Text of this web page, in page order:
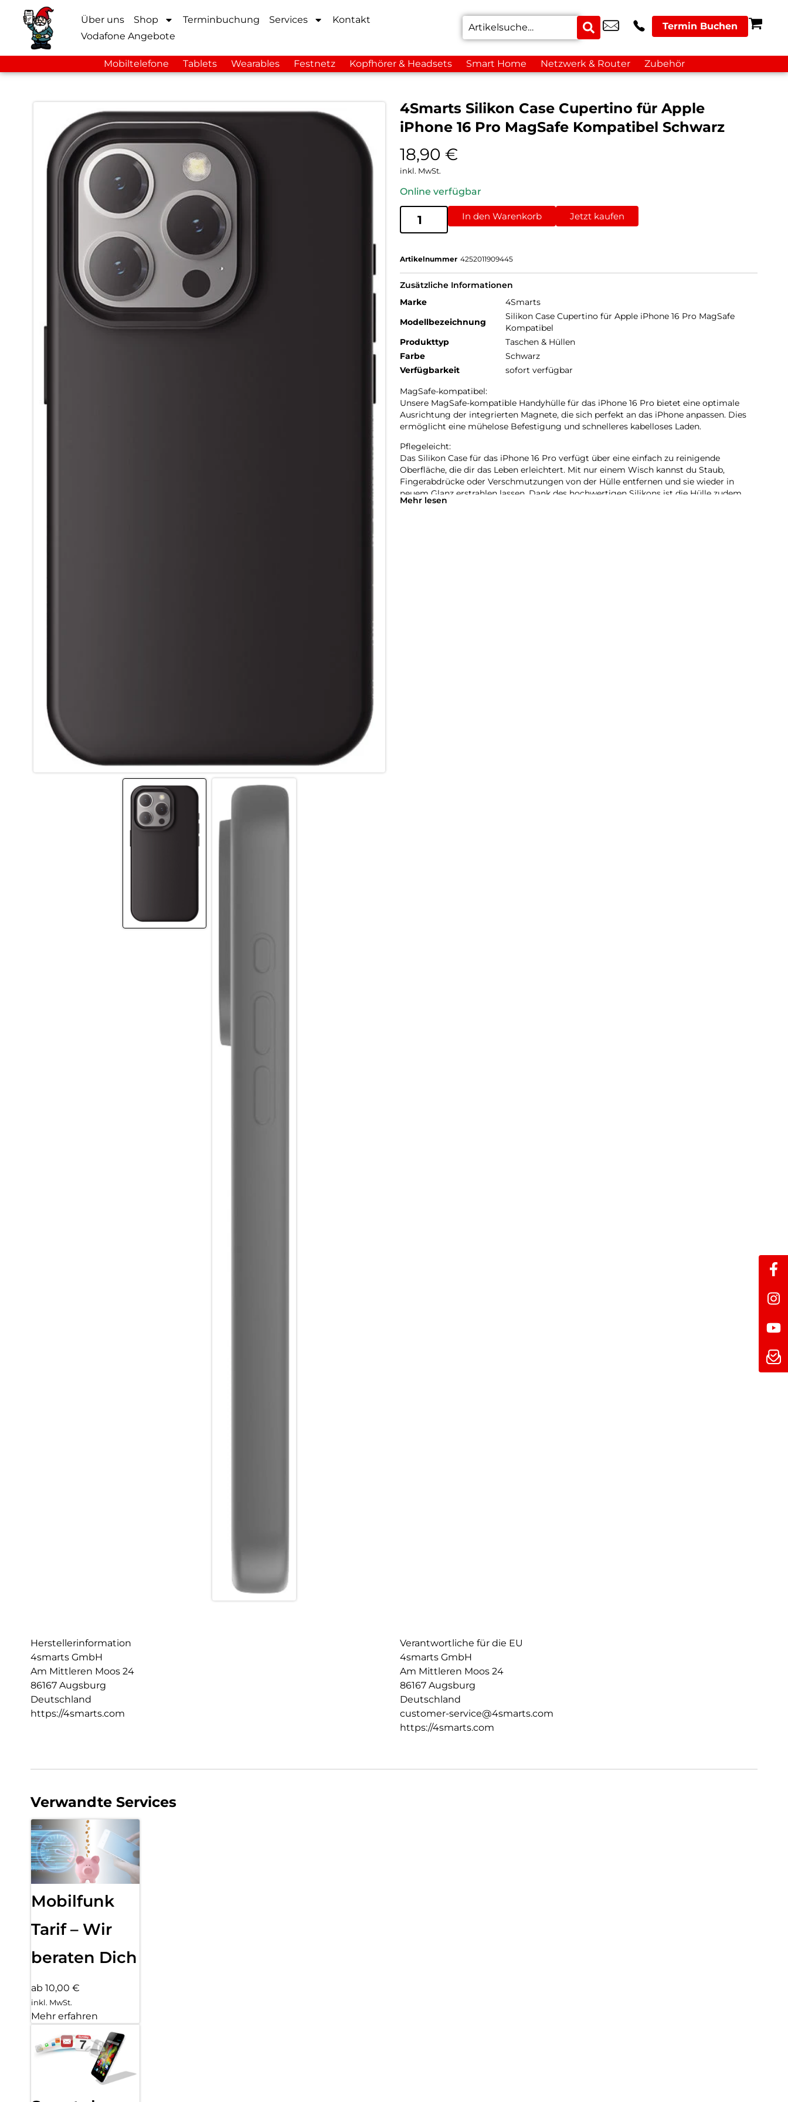
Über uns Shop Terminbuchung Services
Kontakt
Vodafone Angebote
Termin Buchen
Mobiltelefone Tablets Wearables Festnetz Kopfhörer & Headsets Smart Home Netzwerk & Router Zubehör
4Smarts Silikon Case Cupertino für Apple
iPhone 16 Pro MagSafe Kompatibel Schwarz
18,90 €
inkl. MwSt.
Online verfügbar
In den Warenkorb Jetzt kaufen
Artikelnummer 4252011909445
Zusätzliche Informationen
Marke
4Smarts
Modellbezeichnung
Silikon Case Cupertino für Apple iPhone 16 Pro MagSafe
Kompatibel
Produkttyp
Taschen & Hüllen
Farbe
Schwarz
Verfügbarkeit
sofort verfügbar
MagSafe-kompatibel:
Unsere MagSafe-kompatible Handyhülle für das iPhone 16 Pro bietet eine optimale
Ausrichtung der integrierten Magnete, die sich perfekt an das iPhone anpassen. Dies
ermöglicht eine mühelose Befestigung und schnelleres kabelloses Laden.
Pflegeleicht:
Das Silikon Case für das iPhone 16 Pro verfügt über eine einfach zu reinigende
Oberfläche, die dir das Leben erleichtert. Mit nur einem Wisch kannst du Staub,
Fingerabdrücke oder Verschmutzungen von der Hülle entfernen und sie wieder in
neuem Glanz erstrahlen lassen. Dank des hochwertigen Silikons ist die Hülle zudem
widerstandsfähig gegenüber Flecken und lässt sich mühelos sauber halten.
Mehr lesen
Herstellerinformation
4smarts GmbH
Am Mittleren Moos 24
86167 Augsburg
Deutschland
https://4smarts.com
Verantwortliche für die EU
4smarts GmbH
Am Mittleren Moos 24
86167 Augsburg
Deutschland
customer-service@4smarts.com
https://4smarts.com
Verwandte Services
Mobilfunk
Tarif – Wir
beraten Dich
ab 10,00 €
inkl. MwSt.
Mehr erfahren